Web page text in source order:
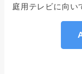
庭用テレビに向い